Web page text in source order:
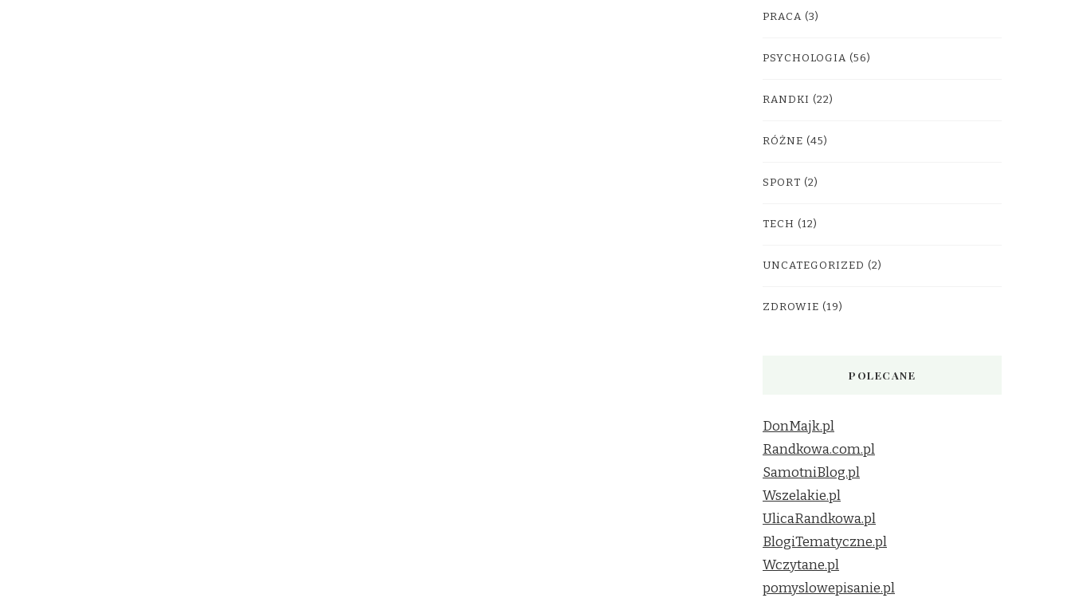
PRACA (3)
PSYCHOLOGIA (56)
RANDKI (22)
RÓŻNE (45)
SPORT (2)
TECH (12)
UNCATEGORIZED (2)
ZDROWIE (19)
POLECANE
DonMajk.pl
Randkowa.com.pl
SamotniBlog.pl
Wszelakie.pl
UlicaRandkowa.pl
BlogiTematyczne.pl
Wczytane.pl
pomyslowepisanie.pl